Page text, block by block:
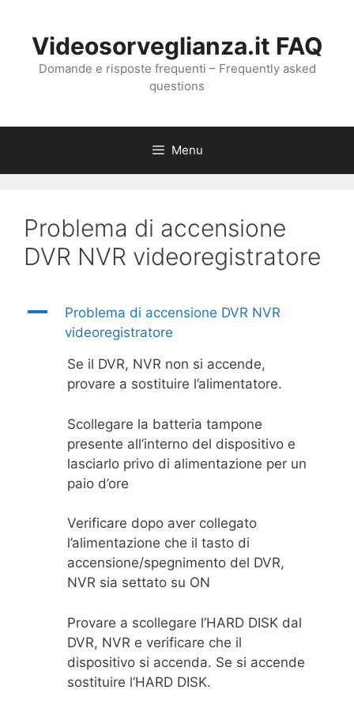
contenutoVideosorveglianza.it FAQ
Domande e risposte frequenti – Frequently asked
questions
Menu
Problema di accensione
DVR NVR videoregistratore
A
Problema di accensione DVR NVR
videoregistratore
Se il DVR, NVR non si accende,
provare a sostituire l’alimentatore.
Scollegare la batteria tampone
presente all’interno del dispositivo e
lasciarlo privo di alimentazione per un
paio d’ore
Verificare dopo aver collegato
l’alimentazione che il tasto di
accensione/spegnimento del DVR,
NVR sia settato su ON
Provare a scollegare l’HARD DISK dal
DVR, NVR e verificare che il
dispositivo si accenda. Se si accende
sostituire l’HARD DISK.